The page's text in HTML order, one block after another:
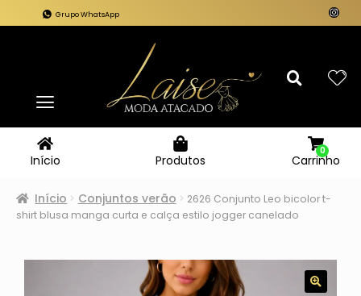
Grupo WhatsApp
Início Produtos Carrinho
0
Início Conjuntos verão
2626 Conjunto Leo bicolor t-
shirt blusa manga curta e calça estilo jogger canelado